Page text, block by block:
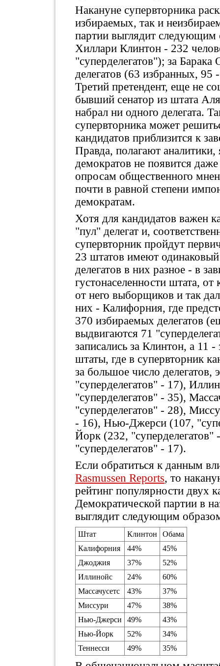
Накануне супервторника
избираемых, так и
партии выглядит следующим
Хиллари Клинтон - 232
"суперделегатов"); за
делегатов (63 избранных, 95
Третий претендент, еще не
бывший сенатор из штата
набрал ни одного делегата.
супервторника может
кандидатов приблизится к
Правда, полагают
демократов не появится
опросам общественного
почти в равной степени
демократам.
Хотя для кандидатов важен
"пул" делегат и,
супервторник пройдут
23 штатов имеют
делегатов в них разное - в
густонаселенности штата,
от него выборщиков и так
них - Калифорния, где
370 избираемых делегатов
выдвигаются 71
записались за Клинтон, а 11
штаты, где в супервторник
за большое число
"суперделегатов" - 17),
"суперделегатов" - 35),
"суперделегатов" - 28),
- 16), Нью-Джерси (107,
Йорк (232, "суперделегатов"
"суперделегатов" - 17).
Если обратиться к данным
Rasmussen Reports, то
рейтинг популярности двух
Демократической партии в
выглядит следующим
Штат Клинтон
Обама
Калифорния
44%
45%
Джоджия
37%
52%
Иллинойс
24%
60%
Массачусетс
43%
37%
Миссури
47%
38%
Нью-Джерси
49%
43%
Нью-Йорк
52%
34%
Теннесси
49% 35%